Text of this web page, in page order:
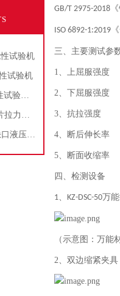
试验机
试验机
KZ-ECTS-500电磁铁特性试验系统
YH-16-16A16 工位电池片拉力试验机
KZ-LY71-UV冲击试样缺口液压拉床
GB/T 2975-2018《
ISO 6892-1:2019
三、主要测试参
1、上屈服强度
2、下屈服强度
3、抗拉强度
4、断后伸长率
5、断面收缩率
四、检测设备
1、 KZ-DSC-50万
（示意图：万能
2、双边缩紧夹具